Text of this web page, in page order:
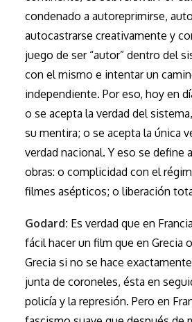
condenado a autoreprimirse,
autocastrarse creativamente y
juego de ser “autor” dentro del
con el mismo e intentar un
independiente. Por eso, hoy en
o se acepta la verdad del
su mentira; o se acepta la única
verdad nacional. Y eso se define
obras: o complicidad con el
filmes asépticos; o liberación
Godard: Es verdad que en
fácil hacer un film que en Grecia
Grecia si no se hace
junta de coroneles, ésta en
policía y la represión. Pero en